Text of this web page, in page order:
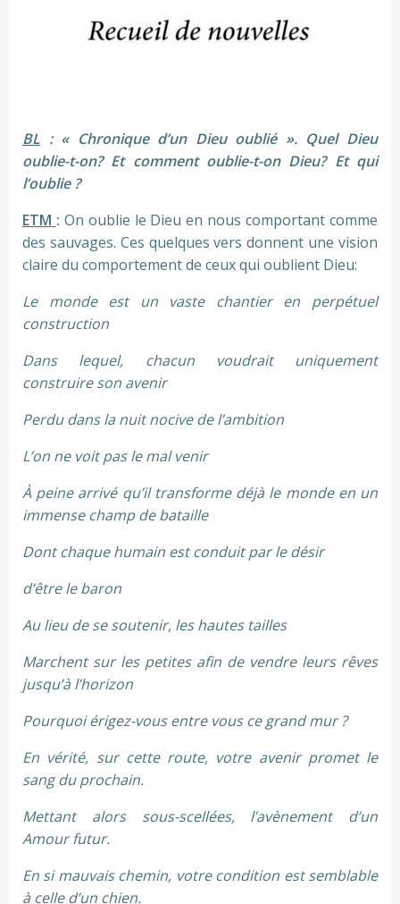
BL : « Chronique d’un Dieu oublié ». Quel Dieu
oublie-t-on? Et comment oublie-t-on Dieu? Et qui
l’oublie ?
ETM : On oublie le Dieu en nous comportant comme
des sauvages. Ces quelques vers donnent une vision
claire du comportement de ceux qui oublient Dieu:
Le monde est un vaste chantier en perpétuel
construction
Dans lequel, chacun voudrait uniquement
construire son avenir
Perdu dans la nuit nocive de l’ambition
L’on ne voit pas le mal venir
À peine arrivé qu’il transforme déjà le monde en un
immense champ de bataille
Dont chaque humain est conduit par le désir
d’être le baron
Au lieu de se soutenir, les hautes tailles
Marchent sur les petites afin de vendre leurs rêves
jusqu’à l’horizon
Pourquoi érigez-vous entre vous ce grand mur ?
En vérité, sur cette route, votre avenir promet le
sang du prochain.
Mettant alors sous-scellées, l’avènement d’un
Amour futur.
En si mauvais chemin, votre condition est semblable
à celle d’un chien.